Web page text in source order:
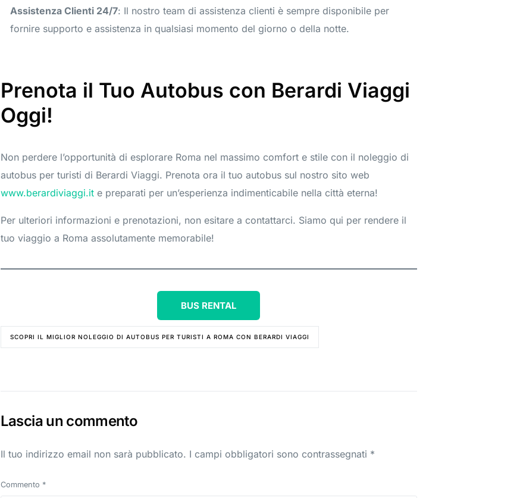
Assistenza Clienti 24/7: Il nostro team di assistenza clienti è sempre disponibile per
fornire supporto e assistenza in qualsiasi momento del giorno o della notte.
Prenota il Tuo Autobus con Berardi Viaggi
Oggi!
Non perdere l’opportunità di esplorare Roma nel massimo comfort e stile con il noleggio di
autobus per turisti di Berardi Viaggi. Prenota ora il tuo autobus sul nostro sito web
www.berardiviaggi.ite preparati per un’esperienza indimenticabile nella città eterna!
Per ulteriori informazioni e prenotazioni, non esitare a contattarci. Siamo qui per rendere il
tuo viaggio a Roma assolutamente memorabile!
BUS RENTAL
SCOPRI IL MIGLIOR NOLEGGIO DI AUTOBUS PER TURISTI A ROMA CON BERARDI VIAGGI
Lascia un commento
Il tuo indirizzo email non sarà pubblicato. I campi obbligatori sono contrassegnati *
Commento *